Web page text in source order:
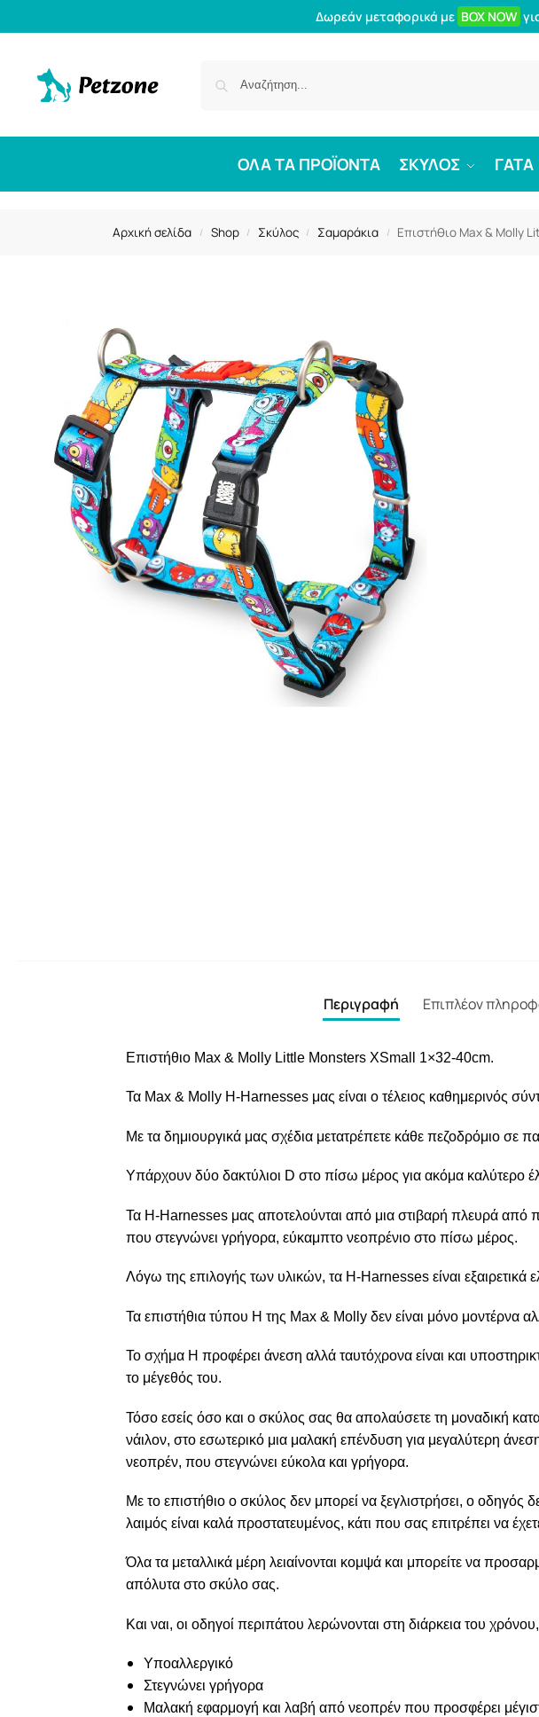
Δωρεάν μεταφορικά με BOX NOW
ΟΛΑ ΤΑ ΠΡΟΪΟΝΤΑ ΣΚΥΛΟΣ ΓΑΤΑ
Αρχική σελίδα / Shop / Σκύλος / Σαμαράκια / Επιστήθιο Max & Molly
Περιγραφή Επιπλέον
Επιστήθιο Max & Molly Little Monsters XSmall 1×32-40cm.
Τα Max & Molly H-Harnesses μας είναι ο τέλειος καθημερινός
Με τα δημιουργικά μας σχέδια μετατρέπετε κάθε πεζοδρόμιο σε
Υπάρχουν δύο δακτύλιοι D στο πίσω μέρος για ακόμα καλύτερο
Τα H-Harnesses μας αποτελούνται από μια στιβαρή πλευρά από
που στεγνώνει γρήγορα, εύκαμπτο νεοπρένιο στο πίσω μέρος.
Λόγω της επιλογής των υλικών, τα H-Harnesses είναι εξαιρετικά
Τα επιστήθια τύπου Η της Max & Molly δεν είναι μόνο μοντέρνα
Το σχήμα H προφέρει άνεση αλλά ταυτόχρονα είναι και
το μέγεθός του.
Τόσο εσείς όσο και ο σκύλος σας θα απολαύσετε τη μοναδική
νάιλον, στο εσωτερικό μια μαλακή επένδυση για μεγαλύτερη
νεοπρέν, που στεγνώνει εύκολα και γρήγορα.
Με το επιστήθιο ο σκύλος δεν μπορεί να ξεγλιστρήσει, ο οδηγός
λαιμός είναι καλά προστατευμένος, κάτι που σας επιτρέπει να
Όλα τα μεταλλικά μέρη λειαίνονται κομψά και μπορείτε να
απόλυτα στο σκύλο σας.
Και ναι, οι οδηγοί περιπάτου λερώνονται στη διάρκεια του
Υποαλλεργικό
Στεγνώνει γρήγορα
Μαλακή εφαρμογή και λαβή από νεοπρέν που προσφέρει